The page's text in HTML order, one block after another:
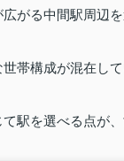
がる中間駅周辺
帯構成が混在し
駅を選べる点が